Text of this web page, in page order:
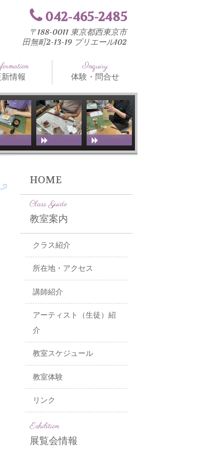
042-465-2485
〒188-0011 東京都西東京市
田無町2-13-19 プリエール102
情報
具
グ
Inquiry
体験・問合せ
HOME
Class Guide
教室案内
クラス紹介
所在地・アクセス
講師紹介
アーティスト（生徒）紹
介
教室スケジュール
教室体験
リンク
Exhibition
展覧会情報